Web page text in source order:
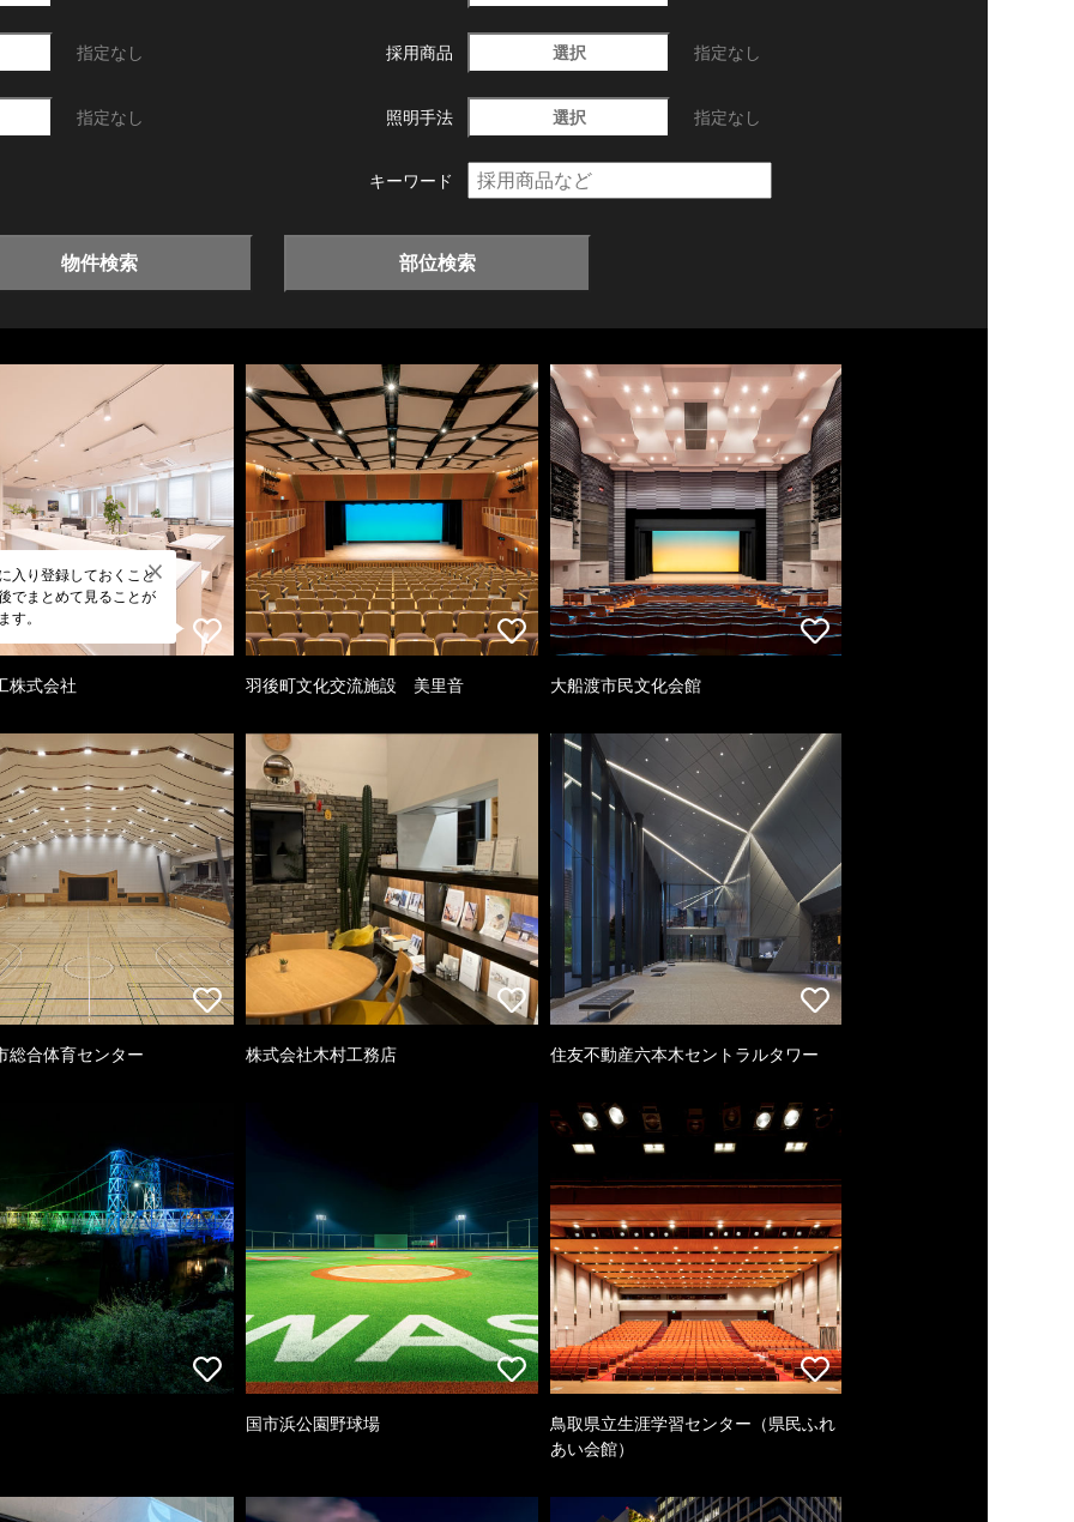
指定なし 採用商品 選択 指定なし
指定なし 照明手法 選択 指定なし
キーワード
物件検索 部位検索
入り登録しておくこと
でまとめて見ることが
す。
株式会社 羽後町文化交流施設 美里音 大船渡市民文化会館
総合体育センター 株式会社木村工務店 住友不動産六本木セントラルタワー
国市浜公園野球場
鳥取県立生涯学習センター（県民ふれ
あい会館）